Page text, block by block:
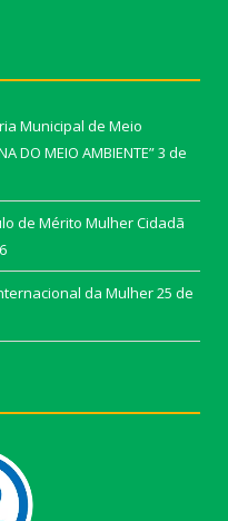
Municipal de Meio
DO MEIO AMBIENTE”3 de
de Mérito Mulher Cidadã
da Mulher25 de